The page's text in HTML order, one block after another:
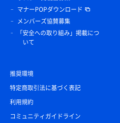
マナーPOPダウンロード
メンバーズ協賛募集
「安全への取り組み」掲載につ
いて
推奨環境
特定商取引法に基づく表記
利用規約
コミュニティガイドライン